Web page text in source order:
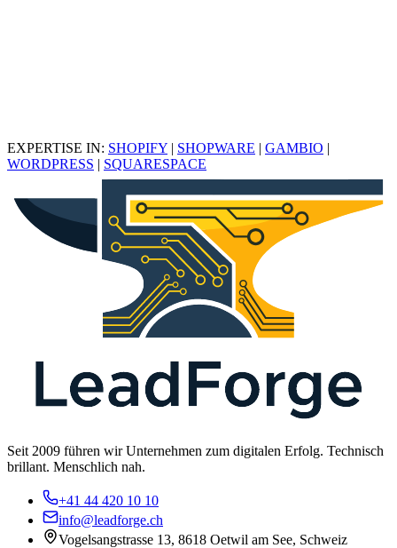
EXPERTISE IN: SHOPIFY | SHOPWARE | GAMBIO |
WORDPRESS | SQUARESPACE
Seit 2009 führen wir Unternehmen zum digitalen Erfolg. Technisch
brillant. Menschlich nah.
+41 44 420 10 10
info@leadforge.ch
Vogelsangstrasse 13, 8618 Oetwil am See, Schweiz